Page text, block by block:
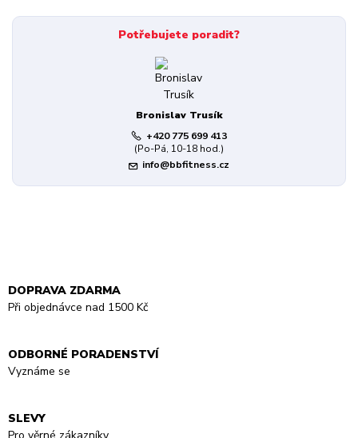
Potřebujete poradit?
Bronislav Trusík
+420 775 699 413
(Po-Pá, 10-18 hod.)
info@bbfitness.cz
DOPRAVA ZDARMA
Při objednávce nad 1500 Kč
ODBORNÉ PORADENSTVÍ
Vyznáme se
SLEVY